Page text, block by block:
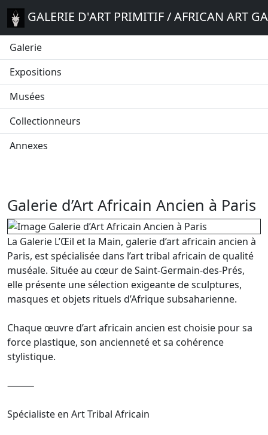
GALERIE D'ART PRIMITIF / AFRICAN ART
Galerie
Expositions
Musées
Collectionneurs
Annexes
Galerie d’Art Africain Ancien à Paris
La Galerie L’Œil et la Main, galerie d’art africain ancien à
Paris, est spécialisée dans l’art tribal africain de qualité
muséale. Située au cœur de Saint-Germain-des-Prés,
elle présente une sélection exigeante de sculptures,
masques et objets rituels d’Afrique subsaharienne.
Chaque œuvre d’art africain ancien est choisie pour sa
force plastique, son ancienneté et sa cohérence
stylistique.
⸻
Spécialiste en Art Tribal Africain